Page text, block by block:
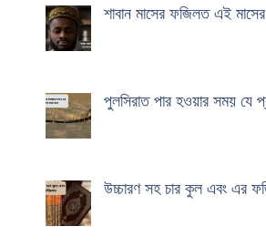
শাবান মাসের ফজিলত এই
পুলসিরাত পার হওয়ার সময় যে
উচ্চারণ সহ চার কুল এবং এর